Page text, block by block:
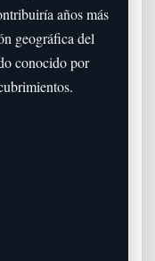
años más
geográfica del
conocido por